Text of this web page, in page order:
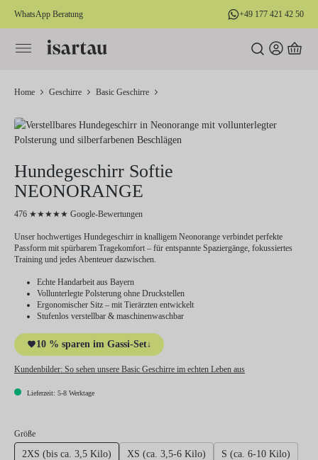
springen
WhatsApp Beratung +49 177 421 42 50
Home Geschirre Basic Geschirre
Hundegeschirr Softie
NEONORANGE
476 ★★★★★ Google-Bewertungen
Unser hochwertiges Hundegeschirr in knalligem Neonorange verbindet perfekte
Passform mit spürbarem Tragekomfort – für entspannte Spaziergänge, fokussiertes
Training und jedes Abenteuer dazwischen.
Echte Handarbeit aus Bayern
Vollunterlegte Polsterung ohne Druckstellen
Ergonomischer Sitz – mit Tierärzten entwickelt
Stufenlos verstellbar & maschinenwaschbar
10 % sparen im Gassi-Set↓
Kundenbilder: So sehen unsere Basic Geschirre im echten Leben aus
Lieferzeit: 5-8 Werktage
Größeauswählen
2XS (bis ca. 3,5 Kilo) XS (ca. 3,5-6 Kilo) S (ca. 6-10 Kilo)